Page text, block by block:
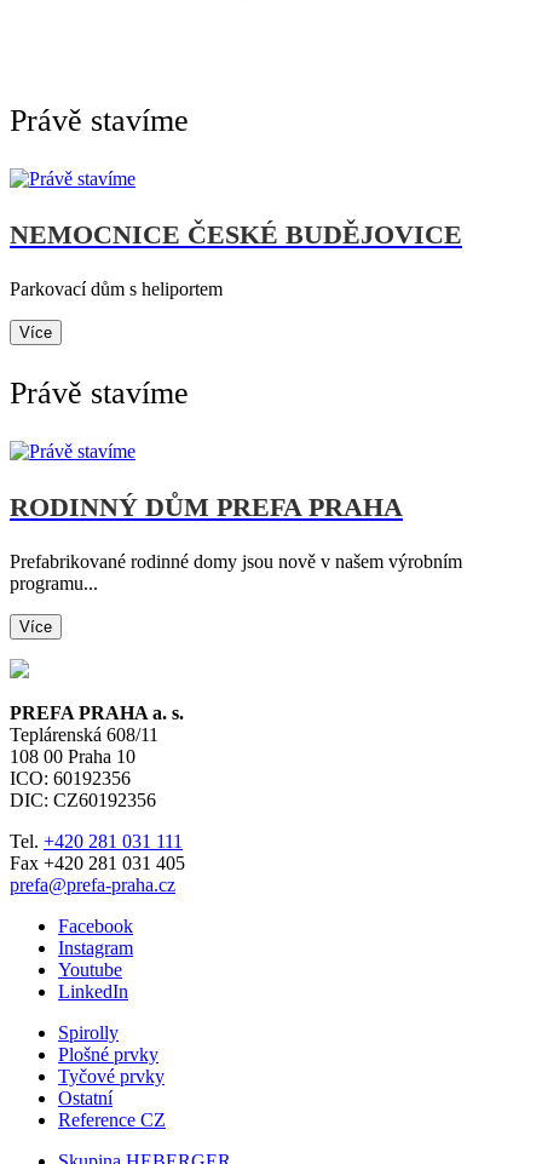
Právě stavíme
NEMOCNICE ČESKÉ BUDĚJOVICE
Parkovací dům s heliportem
Více
Právě stavíme
RODINNÝ DŮM PREFA PRAHA
Prefabrikované rodinné domy jsou nově v našem výrobním
programu...
Více
PREFA PRAHA a. s.
Teplárenská 608/11
108 00 Praha 10
ICO: 60192356
DIC: CZ60192356
Tel. +420 281 031 111
Fax +420 281 031 405
prefa@prefa-praha.cz
Facebook
Instagram
Youtube
LinkedIn
Spirolly
Plošné prvky
Tyčové prvky
Ostatní
Reference CZ